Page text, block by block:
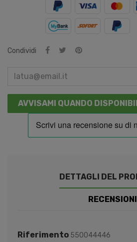
Condividi
AVVISAMI QUANDO
DETTAGLI DEL
RECENSIONI
Riferimento 550044446